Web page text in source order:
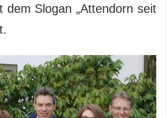
dem Slogan „Attendorn seit